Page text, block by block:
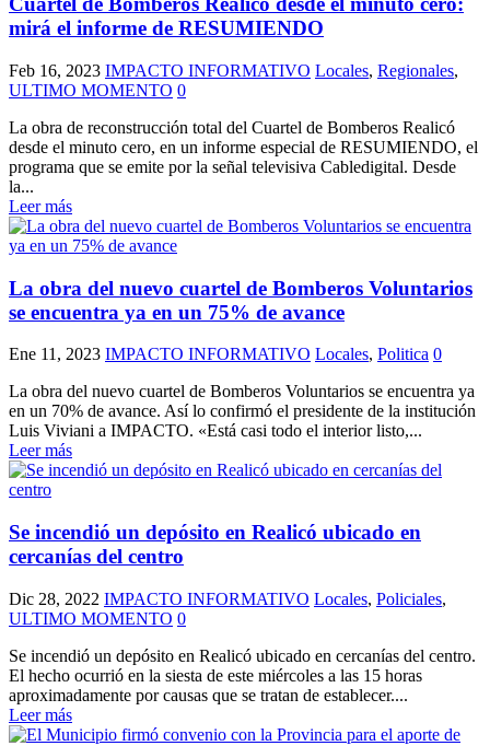
mirá el informe de RESUMIENDO
Feb 16, 2023 IMPACTO INFORMATIVO Locales, Regionales,
ULTIMO MOMENTO 0
La obra de reconstrucción total del Cuartel de Bomberos Realicó
desde el minuto cero, en un informe especial de RESUMIENDO, el
programa que se emite por la señal televisiva Cabledigital. Desde
la...
Leer más
La obra del nuevo cuartel de Bomberos Voluntarios
se encuentra ya en un 75% de avance
Ene 11, 2023 IMPACTO INFORMATIVO Locales, Politica 0
La obra del nuevo cuartel de Bomberos Voluntarios se encuentra ya
en un 70% de avance. Así lo confirmó el presidente de la institución
Luis Viviani a IMPACTO. «Está casi todo el interior listo,...
Leer más
Se incendió un depósito en Realicó ubicado en
cercanías del centro
Dic 28, 2022 IMPACTO INFORMATIVO Locales, Policiales,
ULTIMO MOMENTO 0
Se incendió un depósito en Realicó ubicado en cercanías del centro.
El hecho ocurrió en la siesta de este miércoles a las 15 horas
aproximadamente por causas que se tratan de establecer....
Leer más